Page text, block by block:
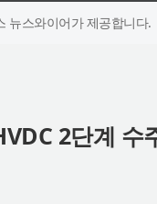
뉴스와이어가 제공합니다.
2단계